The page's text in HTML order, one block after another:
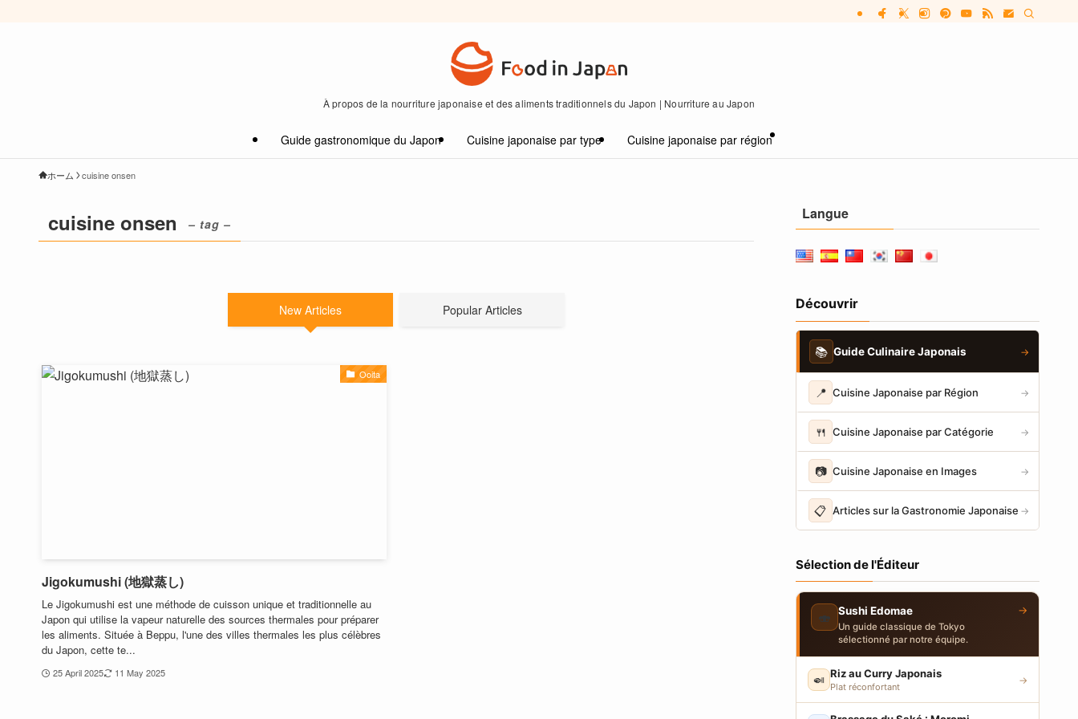
À propos de la nourriture japonaise et des aliments traditionnels du Japon | Nourriture au Japon
Guide gastronomique du Japon Cuisine japonaise par type Cuisine japonaise par région
ホーム cuisine onsen
cuisine onsen – tag –
New Articles Popular Articles
Ooita
Jigokumushi (地獄蒸し)
Le Jigokumushi est une méthode de cuisson unique et traditionnelle au
Japon qui utilise la vapeur naturelle des sources thermales pour préparer
les aliments. Située à Beppu, l'une des villes thermales les plus célèbres
du Japon, cette te...
25 April 2025 11 May 2025
Langue
Découvrir
📚 Guide Culinaire Japonais →
📍 Cuisine Japonaise par Région →
🍴 Cuisine Japonaise par Catégorie →
📷 Cuisine Japonaise en Images →
📋 Articles sur la Gastronomie Japonaise →
Sélection de l'Éditeur
🍣 Sushi Edomae
Un guide classique de Tokyo
sélectionné par notre équipe.
→
🍛 Riz au Curry Japonais
Plat réconfortant
→